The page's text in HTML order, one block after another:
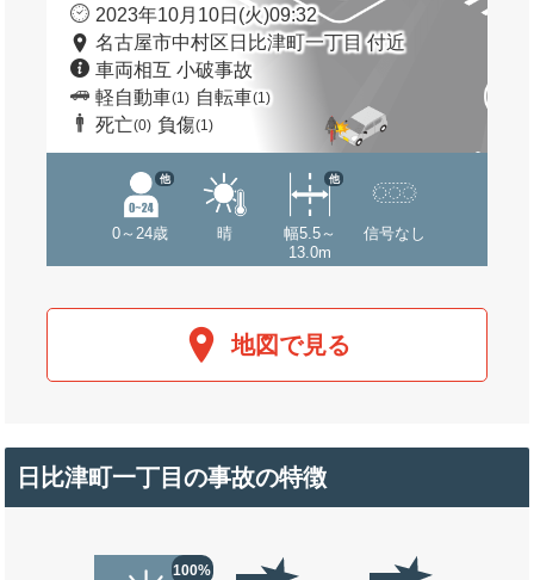
2023年10月10日(火)09:32
名古屋市中村区日比津町一丁目 付近
車両相互 小破事故
軽自動車(1) 自転車(1)
死亡(0) 負傷(1)
0～24歳
他
晴
幅5.5～
13.0m
他
信号なし
地図で見る
日比津町一丁目の事故の特徴
100%